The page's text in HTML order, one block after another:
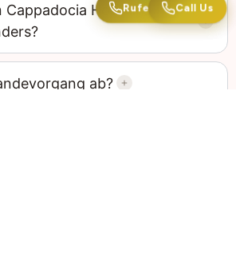
Cappadocia Hot Air Balloon
ab?
Rufen Sie uns an
Call Us